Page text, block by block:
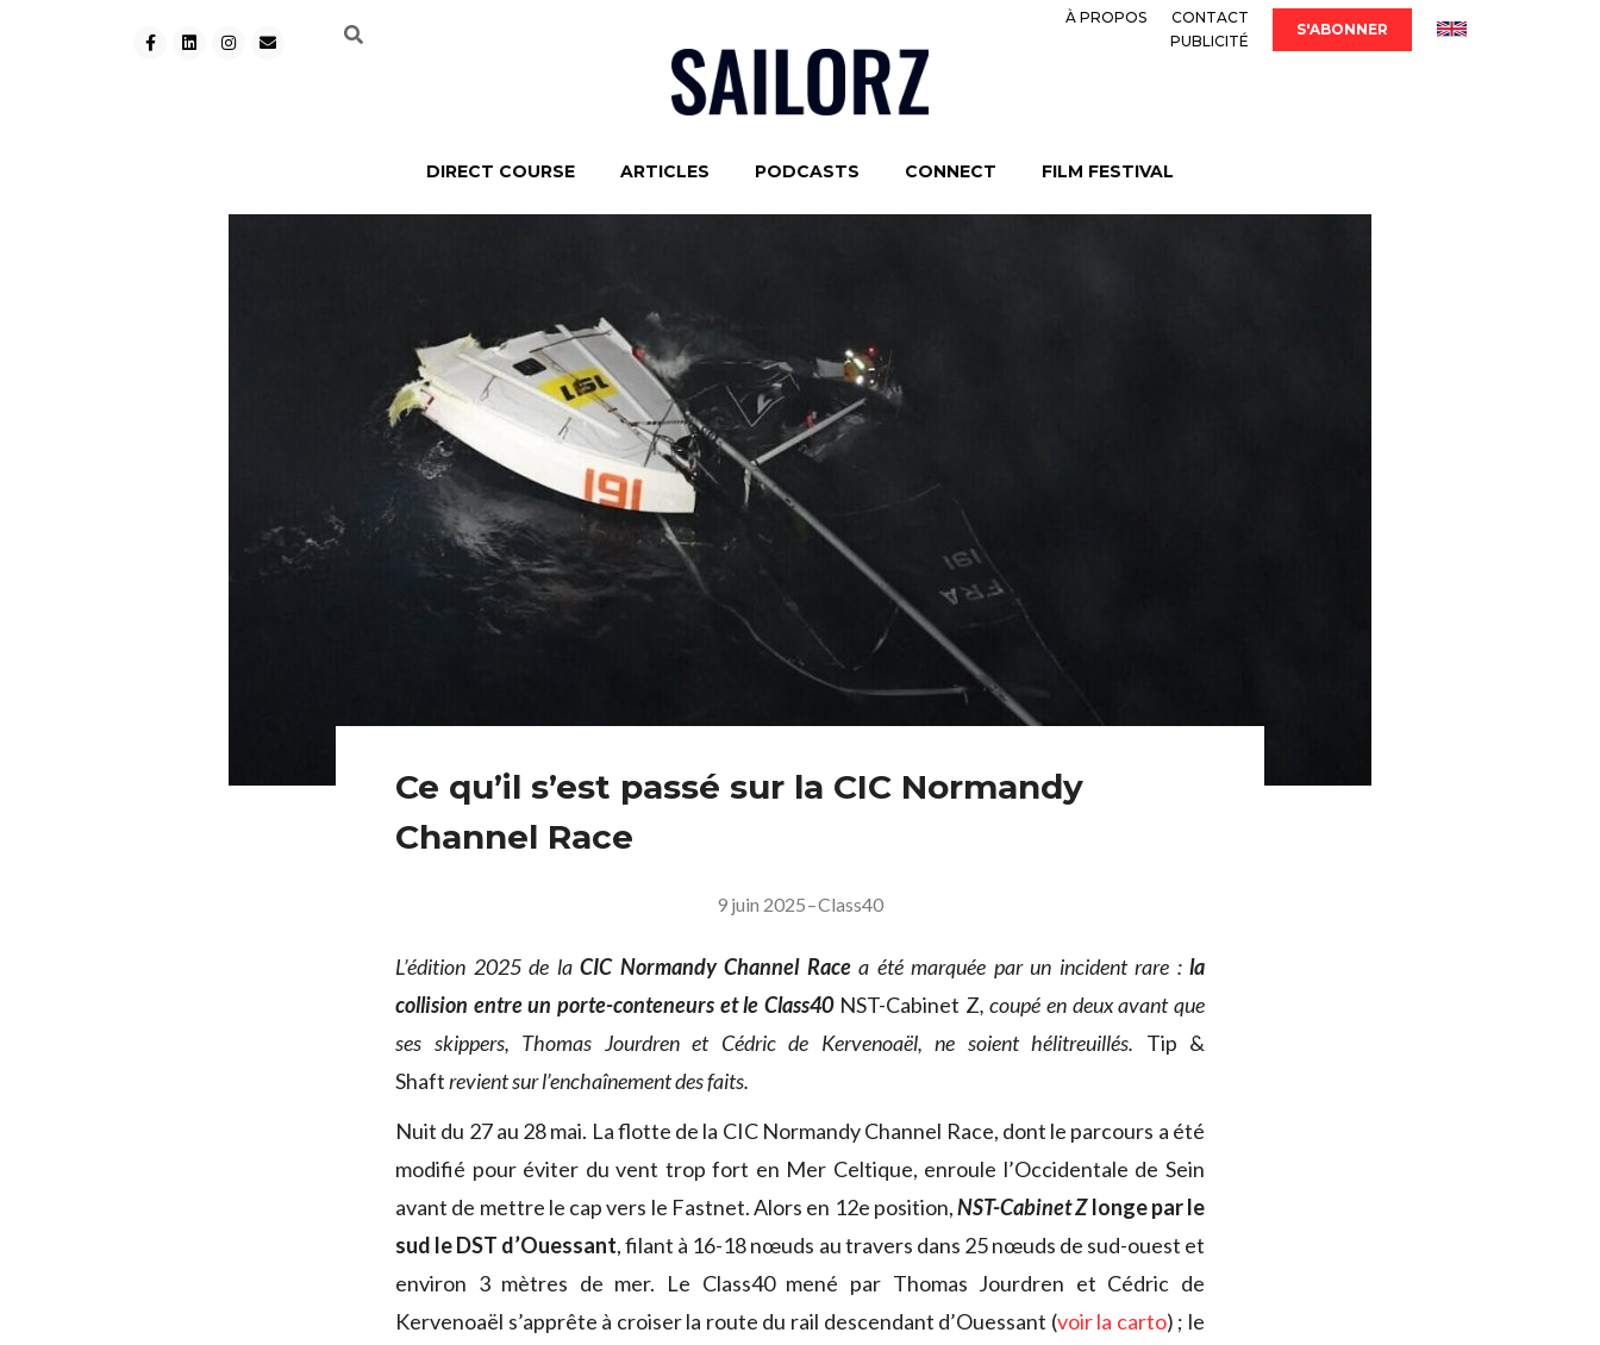
À PROPOS
CONTACT
PUBLICITÉ
S'ABONNER
DIRECT COURSE ARTICLES PODCASTS CONNECT FILM FESTIVAL
Ce qu’il s’est passé sur la CIC Normandy
Channel Race
9 juin 2025–Class40
L’édition 2025 de la CIC Normandy Channel Racea été marquée par un incident rare : la
collision entre un porte-conteneurs et le Class40 NST-Cabinet Z, coupé en deux avant que
ses skippers, Thomas Jourdren et Cédric de Kervenoaël, ne soient hélitreuillés. Tip &
Shaftrevient sur l’enchaînement des faits.
Nuit du 27 au 28 mai. La flotte de la CIC Normandy Channel Race, dont le parcours a été
modifié pour éviter du vent trop fort en Mer Celtique, enroule l’Occidentale de Sein
avant de mettre le cap vers le Fastnet. Alors en 12e position,NST-Cabinet Zlonge par le
sud le DST d’Ouessant, filant à 16-18 nœuds au travers dans 25 nœuds de sud-ouest et
environ 3 mètres de mer. Le Class40 mené par Thomas Jourdren et Cédric de
Kervenoaël s’apprête à croiser la route du rail descendant d’Ouessant (voir la carto) ; le